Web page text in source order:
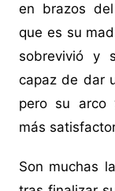
en brazos
que es su
sobrevivió y
capaz de dar
pero su arco
más
Son muchas